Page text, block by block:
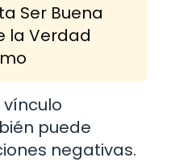
Ser Buena
la Verdad
puede
negativas.